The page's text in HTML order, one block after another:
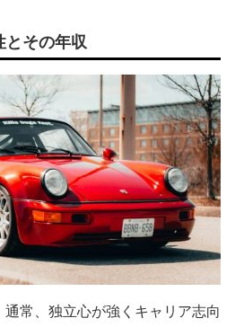
とその年収
常、独立心が強くキャリア志向